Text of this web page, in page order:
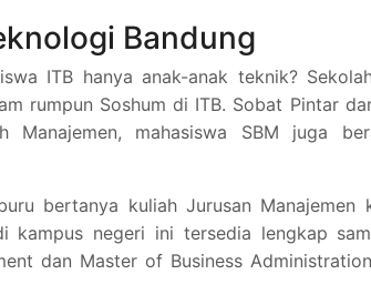
Bandung
ITB hanya anak-anak teknik?
rumpun Soshum di ITB. Sobat Pintar
Manajemen, mahasiswa SBM juga
bertanya kuliah Jurusan
kampus negeri ini tersedia lengkap
dan Master of Business